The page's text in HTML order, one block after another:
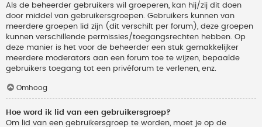
Als de beheerder gebruikers wil groeperen, kan hij/zij dit doen
door middel van gebruikersgroepen. Gebruikers kunnen van
meerdere groepen lid zijn (dit verschilt per forum), deze groepen
kunnen verschillende permissies/toegangsrechten hebben. Op
deze manier is het voor de beheerder een stuk gemakkelijker
meerdere moderators aan een forum toe te wijzen, bepaalde
gebruikers toegang tot een privéforum te verlenen, enz.
Omhoog
Hoe word ik lid van een gebruikersgroep?
Om lid van een gebruikersgroep te worden, moet je op de